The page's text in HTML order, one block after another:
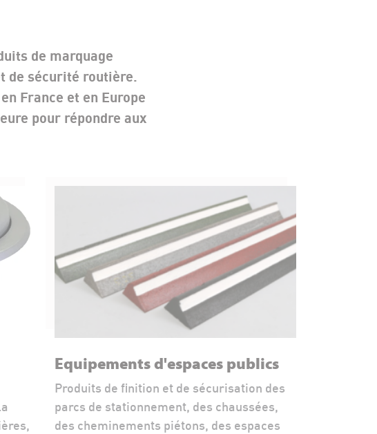
de marquage
de sécurité routière.
France et en Europe
pour répondre aux
Equipements d'espaces publics
Produits de finition et de sécurisation des
parcs de stationnement, des chaussées,
des cheminements piétons, des espaces